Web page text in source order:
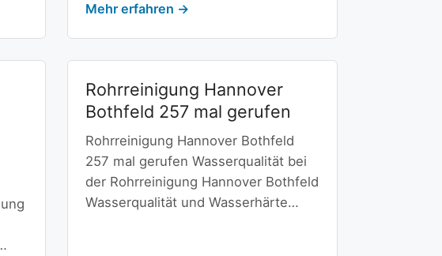
Mehr erfahren →
Rohrreinigung Hannover
Bothfeld 257 mal gerufen
Rohrreinigung Hannover Bothfeld
257 mal gerufen Wasserqualität bei
der Rohrreinigung Hannover Bothfeld
Wasserqualität und Wasserhärte…